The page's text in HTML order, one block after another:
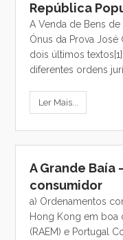
República
A Venda de Bens
Ónus da Prova
dois últimos
diferentes ordens
Ler Mais...
A Grande Baía
consumidor
a) Ordenamentos
Hong Kong em boa
(RAEM) e Portugal